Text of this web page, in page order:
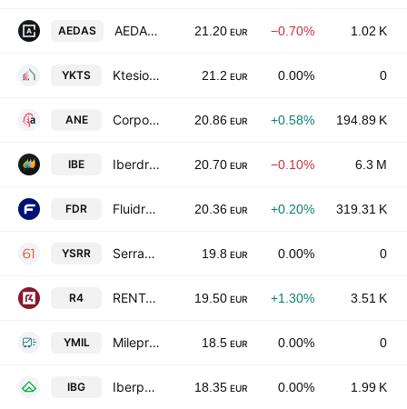
AEDAS AEDAS Homes SA 21.20 EUR −0.70% 1.02 K
YKTS Ktesios Real Estate Socimi SA 21.2 EUR 0.00% 0
ANE Corporacion Acciona Energias Renovables SA 20.86 EUR +0.58% 194.89 K
IBE Iberdrola SA 20.70 EUR −0.10% 6.3 M
FDR Fluidra, S.A. 20.36 EUR +0.20% 319.31 K
YSRR Serrano 61 Desarrollo Socimi SA 19.8 EUR 0.00% 0
R4 RENTA 4 BANCO SA 19.50 EUR +1.30% 3.51 K
YMIL Milepro Logistica Ultima Milla SA 18.5 EUR 0.00% 0
IBG Iberpapel Gestion, S.A. 18.35 EUR 0.00% 1.99 K